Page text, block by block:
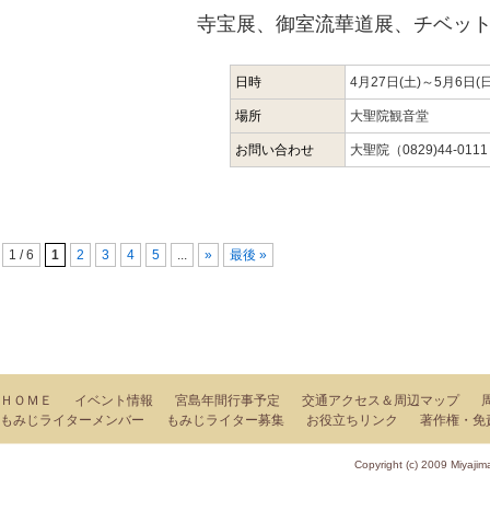
寺宝展、御室流華道展、チベッ
日時 4月27日(土)～5月6日(
場所 大聖院観音堂
お問い合わせ 大聖院（0829)44-0111
1 / 6 1 2 3 4 5 ... » 最後 »
ＨＯＭＥ イベント情報 宮島年間行事予定 交通アクセス＆周辺マップ
もみじライターメンバー
もみじライター募集 お役立ちリンク 著作権・免
Copyright (c) 2009